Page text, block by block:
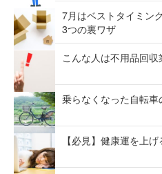
7月はベストタイミン
3つの裏ワザ
こんな人は不用品回収
乗らなくなった自転
【必見】健康運を上